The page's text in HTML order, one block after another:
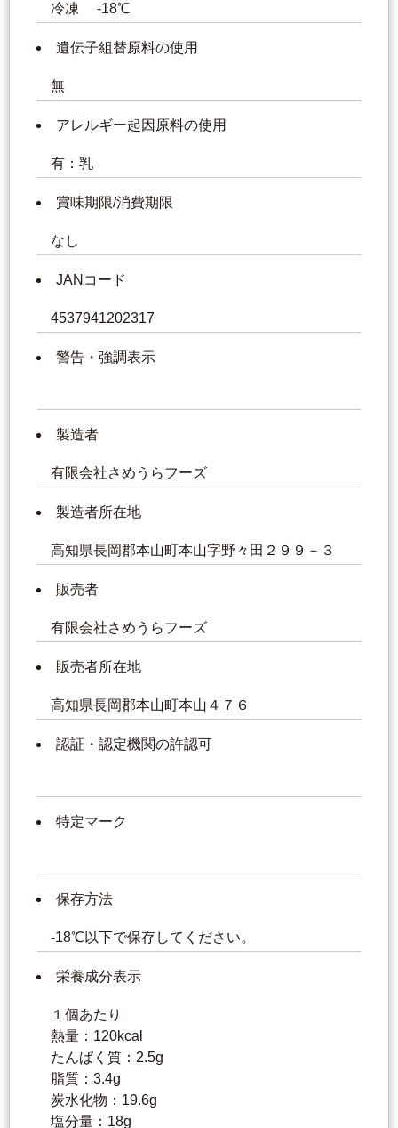
冷凍 -18℃
遺伝子組替原料の使用
無
アレルギー起因原料の使用
有：乳
賞味期限/消費期限
なし
JANコード
4537941202317
警告・強調表示
製造者
有限会社さめうらフーズ
製造者所在地
高知県長岡郡本山町本山字野々田２９９－３
販売者
有限会社さめうらフーズ
販売者所在地
高知県長岡郡本山町本山４７６
認証・認定機関の許認可
特定マーク
保存方法
-18℃以下で保存してください。
栄養成分表示
１個あたり
熱量：120kcal
たんぱく質：2.5g
脂質：3.4g
炭水化物：19.6g
塩分量：18g